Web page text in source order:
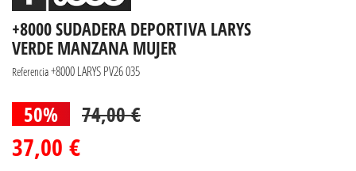
+8000 SUDADERA DEPORTIVA LARYS
VERDE MANZANA MUJER
Referencia+8000 LARYS PV26 035
50% 74,00 €
37,00 €